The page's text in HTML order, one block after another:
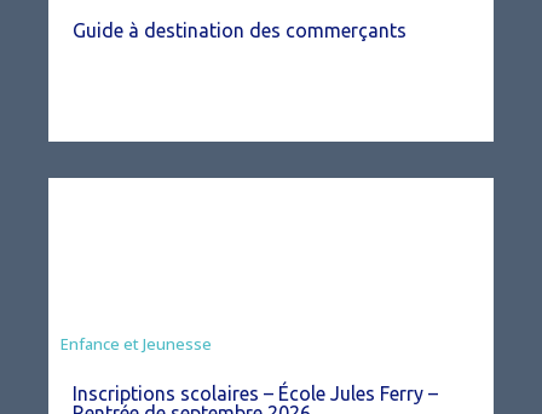
Guide à destination des commerçants
Enfance et Jeunesse
Inscriptions scolaires – École Jules Ferry –